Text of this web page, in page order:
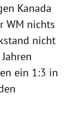
Kanada
WM nichts
nicht
ein 1:3 in